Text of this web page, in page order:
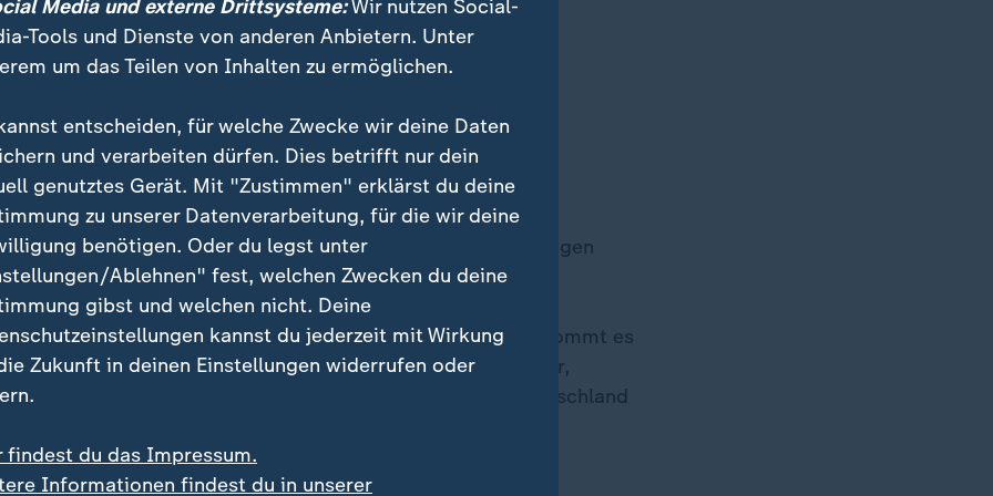
Warum Russland und China Deutschland abhängen
Kinderarbeit und
relevanter Rohstoff, wird häufig unter menschenunwürdigen
Zwei Drittel der weltweiten Förderung finden iin der
Kongo statt. Immer wieder gibt es Berichte über
gefährliche Arbeitsbedingungen in den Stollen. Teilweise kommt es
und der Enteignung von Land. Moritz Böttcher,
beim Bund für Umwelt und Naturschutz Deutschland
Media und externe Drittsysteme:Wir nutzen Social-
Tools und Dienste von anderen Anbietern. Unter
um das Teilen von Inhalten zu ermöglichen.
entscheiden, für welche Zwecke wir deine Daten
und verarbeiten dürfen. Dies betrifft nur dein
genutztes Gerät. Mit "Zustimmen" erklärst du deine
zu unserer Datenverarbeitung, für die wir deine
benötigen. Oder du legst unter
Ablehnen" fest, welchen Zwecken du deine
gibst und welchen nicht. Deine
kannst du jederzeit mit Wirkung
Zukunft in deinen Einstellungen widerrufen oder
findest du das Impressum.
Informationen findest du in unserer